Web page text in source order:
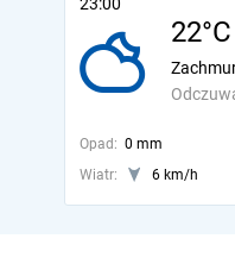
22°C
Opad: 0 mm
Wiatr:
6 km/h